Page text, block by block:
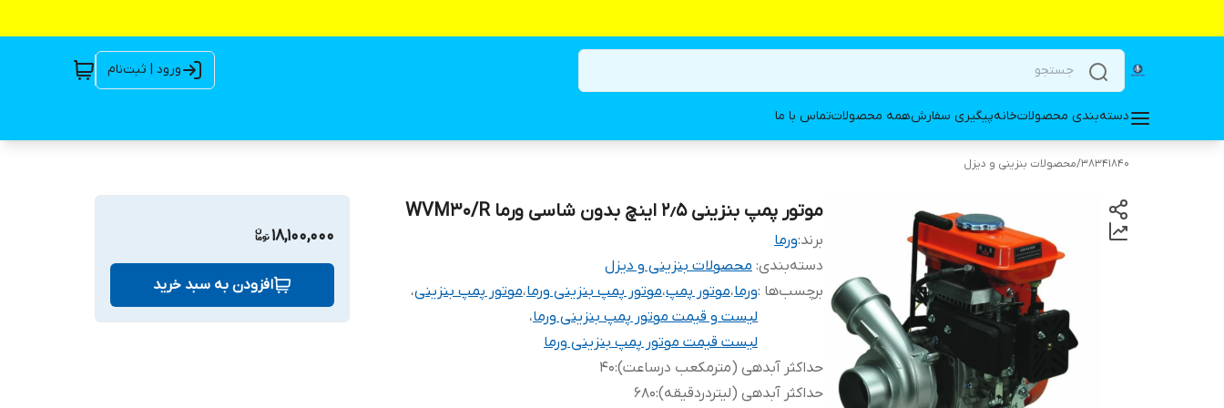
ورود | ثبت‌نام
دسته‌بندی محصولاتخانهپیگیری سفارشهمه محصولاتتماس با ما
38341840
/محصولات بنزینی و دیزل
موتور پمپ بنزینی ۲٫۵ اینچ بدون شاسی ورما WVM30/R
برند:ورما
دسته‌بندی: محصولات بنزینی و دیزل
برچسب‌ها :ورما،موتور پمپ،موتور پمپ بنزینی ورما،موتور پمپ بنزینی،
لیست و قیمت موتور پمپ بنزینی ورما،
لیست قیمت موتور پمپ بنزینی ورما
حداکثر آبدهی (مترمکعب درساعت):۴۰
حداکثر آبدهی (لیتردردقیقه):۶۸۰
18,100,000
افزودن به سبد خرید